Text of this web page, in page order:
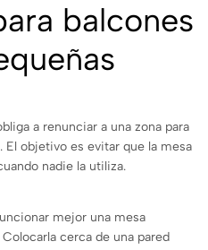
balcones
a renunciar a una zona para
objetivo es evitar que la mesa
nadie la utiliza.
mejor una mesa
cerca de una pared